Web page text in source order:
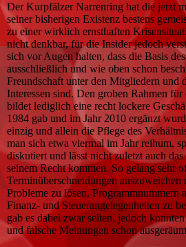
Der Kurpfälzer Narrenring hat die jetzt
seiner bisherigen Existenz bestens
zu einer wirklich ernsthaften
nicht denkbar, für die Insider jedoch
sich vor Augen halten, dass die Basis
ausschließlich und wie oben schon
Freundschaft unter den Mitgliedern und
Interessen sind. Den groben Rahmen
bildet lediglich eine recht lockere
1984 gab und im Jahr 2010 ergänzt
einzig und allein die Pflege des
man sich etwa viermal im Jahr reihum,
diskutiert und lässt nicht zuletzt auch
seinem Recht kommen. So gelang sehr
Terminüberschneidungen auszuweichen
Probleme zu lösen, Programmnummern
Finanz- und Steuerangelegenheiten zu
gab es dabei zwar selten, jedoch
und falsche Meinungen schon